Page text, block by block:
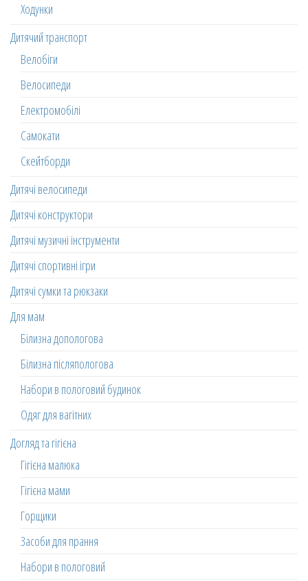
Ходунки
Дитячий транспорт
Велобіги
Велосипеди
Електромобілі
Самокати
Скейтборди
Дитячі велосипеди
Дитячі конструктори
Дитячі музичні інструменти
Дитячі спортивні ігри
Дитячі сумки та рюкзаки
Для мам
Білизна допологова
Білизна післяпологова
Набори в пологовий будинок
Одяг для вагітних
Догляд та гігієна
Гігієна малюка
Гігієна мами
Горщики
Засоби для прання
Набори в пологовий